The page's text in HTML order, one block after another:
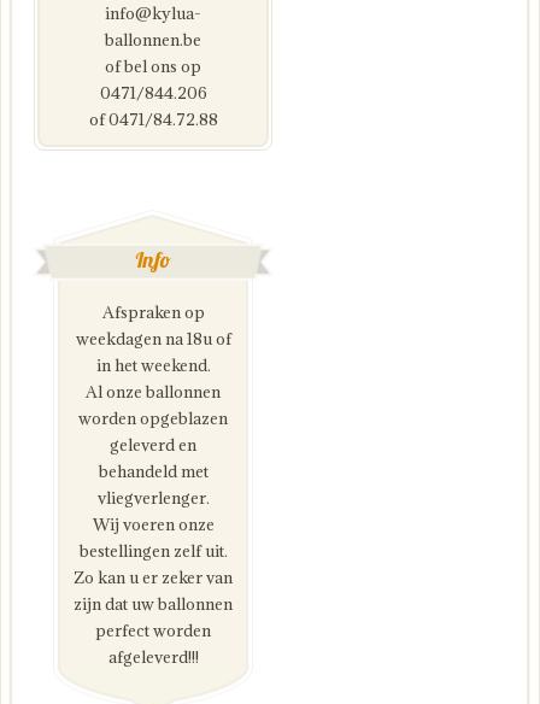
info@kylua-
ballonnen.be
of bel ons op
0471/844.206
of 0471/84.72.88
Info
Afspraken op
weekdagen na 18u of
in het weekend.
Al onze ballonnen
worden opgeblazen
geleverd en
behandeld met
vliegverlenger.
Wij voeren onze
bestellingen zelf uit.
Zo kan u er zeker van
zijn dat uw ballonnen
perfect worden
afgeleverd!!!